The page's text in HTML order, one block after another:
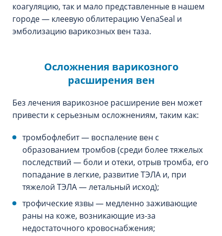
коагуляцию, так и мало представленные в нашем
городе — клеевую облитерацию VenaSeal и
эмболизацию варикозных вен таза.
Осложнения варикозного
расширения вен
Без лечения варикозное расширение вен может
привести к серьезным осложнениям, таким как:
тромбофлебит — воспаление вен с
образованием тромбов (среди более тяжелых
последствий — боли и отеки, отрыв тромба, его
попадание в легкие, развитие ТЭЛА и, при
тяжелой ТЭЛА — летальный исход);
трофические язвы — медленно заживающие
раны на коже, возникающие из-за
недостаточного кровоснабжения;